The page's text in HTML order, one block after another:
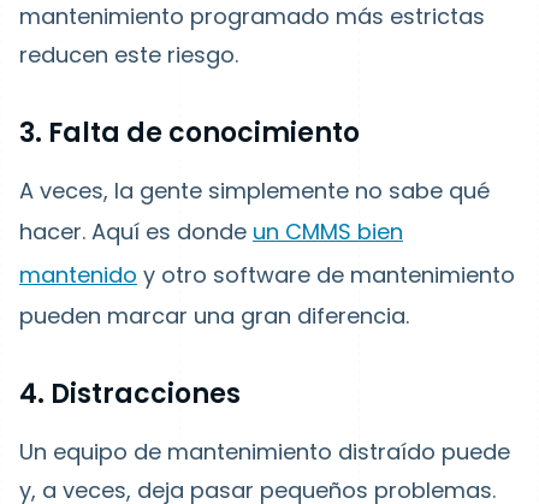
mantenimiento programado más estrictas
reducen este riesgo.
3. Falta de conocimiento
A veces, la gente simplemente no sabe qué
hacer. Aquí es donde un CMMS bien
mantenido y otro software de mantenimiento
pueden marcar una gran diferencia.
4. Distracciones
Un equipo de mantenimiento distraído puede
y, a veces, deja pasar pequeños problemas.